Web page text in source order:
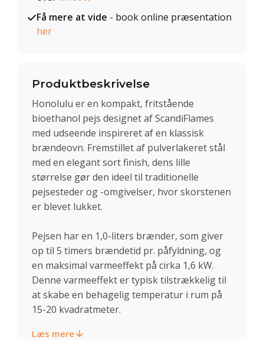
Få mere at vide - book online præsentation
her
Produktbeskrivelse
Honolulu er en kompakt, fritstående
bioethanol pejs designet af ScandiFlames
med udseende inspireret af en klassisk
brændeovn. Fremstillet af pulverlakeret stål
med en elegant sort finish, dens lille
størrelse gør den ideel til traditionelle
pejsesteder og -omgivelser, hvor skorstenen
er blevet lukket.
Pejsen har en 1,0-liters brænder, som giver
op til 5 timers brændetid pr. påfyldning, og
en maksimal varmeeffekt på cirka 1,6 kW.
Denne varmeeffekt er typisk tilstrækkelig til
at skabe en behagelig temperatur i rum på
15-20 kvadratmeter.
Læs mere